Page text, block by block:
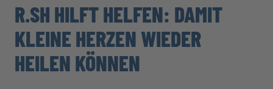
R.SH HILFT HELFEN: DAMIT
KLEINE HERZEN WIEDER
HEILEN KÖNNEN